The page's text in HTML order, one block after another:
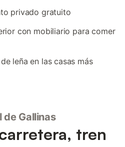
privado gratuito
con mobiliario para comer
leña en las casas más
de Gallinas
tren